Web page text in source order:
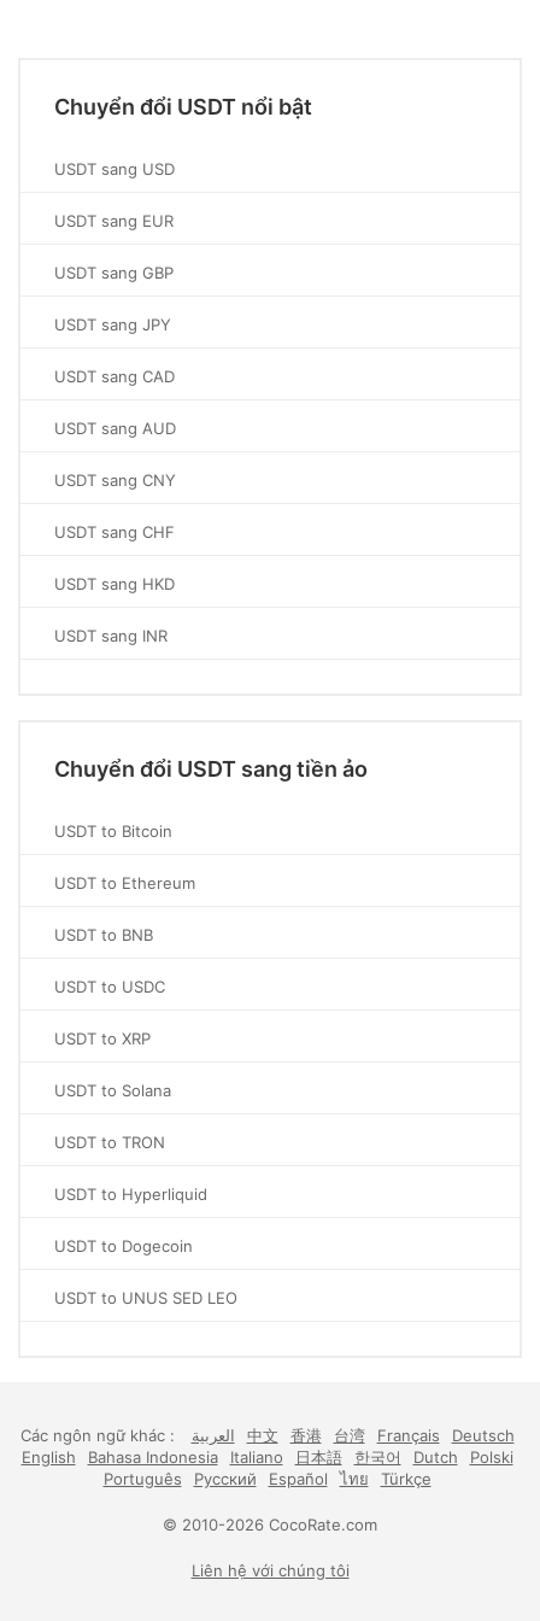
Chuyển đổi USDT nổi bật
USDT sang USD
USDT sang EUR
USDT sang GBP
USDT sang JPY
USDT sang CAD
USDT sang AUD
USDT sang CNY
USDT sang CHF
USDT sang HKD
USDT sang INR
Chuyển đổi USDT sang tiền ảo
USDT to Bitcoin
USDT to Ethereum
USDT to BNB
USDT to USDC
USDT to XRP
USDT to Solana
USDT to TRON
USDT to Hyperliquid
USDT to Dogecoin
USDT to UNUS SED LEO
Các ngôn ngữ khác : العربية 中文 香港 台湾 Français
Deutsch
English
Bahasa Indonesia Italiano 日本語 한국어 Dutch
Polski
Português
Русский Español ไทย Türkçe
© 2010-2026 CocoRate.com
Liên hệ với chúng tôi